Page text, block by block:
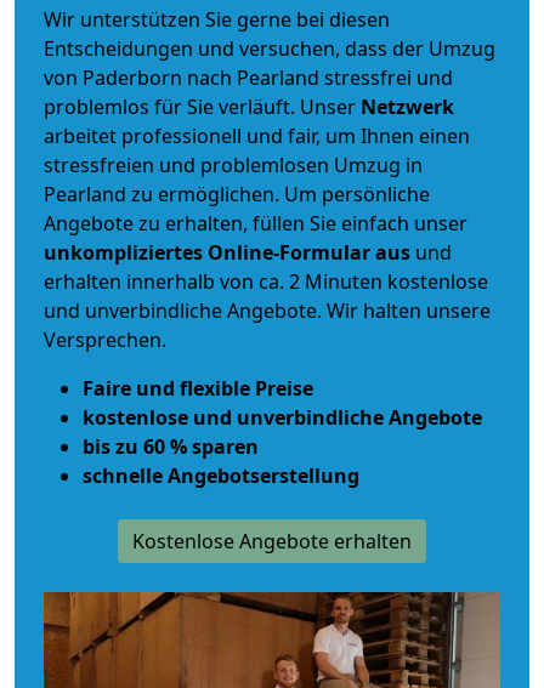
Wir unterstützen Sie gerne bei diesen
Entscheidungen und versuchen, dass der Umzug
von Paderborn nach Pearland stressfrei und
problemlos für Sie verläuft. Unser Netzwerk
arbeitet professionell und fair, um Ihnen einen
stressfreien und problemlosen Umzug in
Pearland zu ermöglichen. Um persönliche
Angebote zu erhalten, füllen Sie einfach unser
unkompliziertes Online-Formular aus und
erhalten innerhalb von ca. 2 Minuten kostenlose
und unverbindliche Angebote. Wir halten unsere
Versprechen.
Faire und flexible Preise
kostenlose und unverbindliche Angebote
bis zu 60 % sparen
schnelle Angebotserstellung
Kostenlose Angebote erhalten